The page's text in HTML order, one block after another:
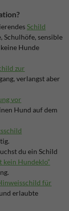
Schild
Schulhöfe, sensible
Hunde
zur
verlangst aber
vor
Hund auf dem
du ein Schild
kein Hundeklo“
für
erlaubte